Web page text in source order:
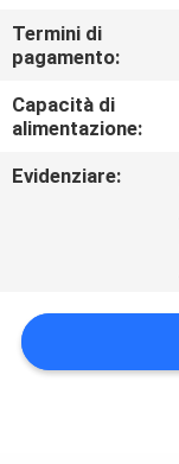
RICHIEDA
UNA
CITAZIONE
SITO
Termini di
pagamento:
Capacità di
alimentazione:
Evidenziare: